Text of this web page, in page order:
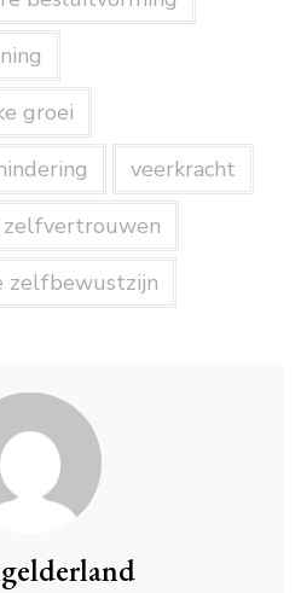
groei
veerkracht
zelfbewustzijn